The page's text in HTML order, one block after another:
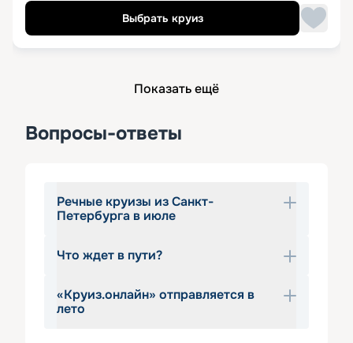
Выбрать круиз
Показать ещё
Вопросы-ответы
Речные круизы из Санкт-
Петербурга в июле
Речные круизы из Санкт-Петербурга в
популярностью среди туристов.
Белые ночи уже кончились, но
Что ждет в пути?
В июле теплоходы отправляются по
всем направлениям: во всех регионах
«Круиз.онлайн» отправляется в
лето